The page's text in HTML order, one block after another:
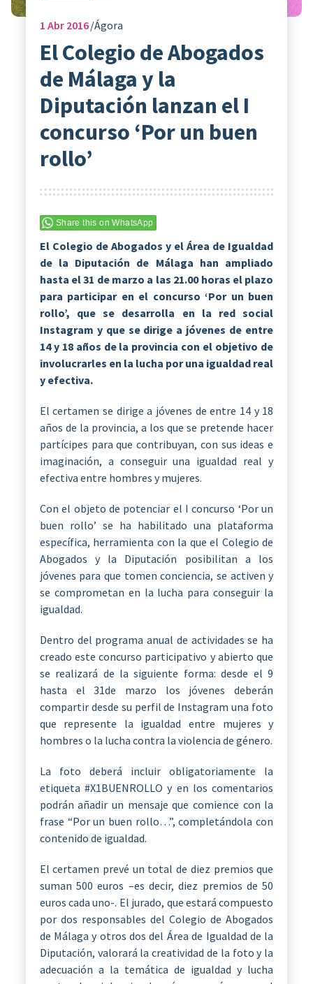
1 Abr 2016 Ágora
El Colegio de Abogados
de Málaga y la
Diputación lanzan el I
concurso ‘Por un buen
rollo’
Share this on WhatsApp
El Colegio de Abogados y el Área de Igualdad
de la Diputación de Málaga han ampliado
hasta el 31 de marzo a las 21.00 horas el plazo
para participar en el concurso ‘Por un buen
rollo’, que se desarrolla en la red social
Instagram y que se dirige a jóvenes de entre
14 y 18 años de la provincia con el objetivo de
involucrarles en la lucha por una igualdad real
y efectiva.
El certamen se dirige a jóvenes de entre 14 y 18
años de la provincia, a los que se pretende hacer
partícipes para que contribuyan, con sus ideas e
imaginación, a conseguir una igualdad real y
efectiva entre hombres y mujeres.
Con el objeto de potenciar el I concurso ‘Por un
buen rollo’ se ha habilitado una plataforma
específica, herramienta con la que el Colegio de
Abogados y la Diputación posibilitan a los
jóvenes para que tomen conciencia, se activen y
se comprometan en la lucha para conseguir la
igualdad.
Dentro del programa anual de actividades se ha
creado este concurso participativo y abierto que
se realizará de la siguiente forma: desde el 9
hasta el 31de marzo los jóvenes deberán
compartir desde su perfil de Instagram una foto
que represente la igualdad entre mujeres y
hombres o la lucha contra la violencia de género.
La foto deberá incluir obligatoriamente la
etiqueta #X1BUENROLLO y en los comentarios
podrán añadir un mensaje que comience con la
frase “Por un buen rollo…”, completándola con
contenido de igualdad.
El certamen prevé un total de diez premios que
suman 500 euros –es decir, diez premios de 50
euros cada uno-. El jurado, que estará compuesto
por dos responsables del Colegio de Abogados
de Málaga y otros dos del Área de Igualdad de la
Diputación, valorará la creatividad de la foto y la
adecuación a la temática de igualdad y lucha